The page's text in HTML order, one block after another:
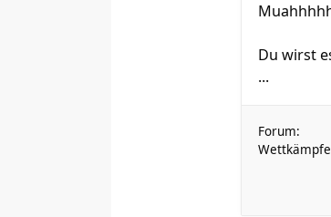
Du wirst
...
Forum: